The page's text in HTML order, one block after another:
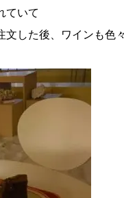
ていて
文した後、ワインも色